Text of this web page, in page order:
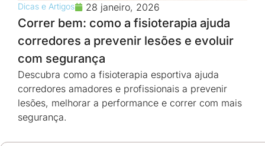
Dicas e Artigos 28 janeiro, 2026
Correr bem: como a fisioterapia ajuda
corredores a prevenir lesões e evoluir
com segurança
Descubra como a fisioterapia esportiva ajuda
corredores amadores e profissionais a prevenir
lesões, melhorar a performance e correr com mais
segurança.